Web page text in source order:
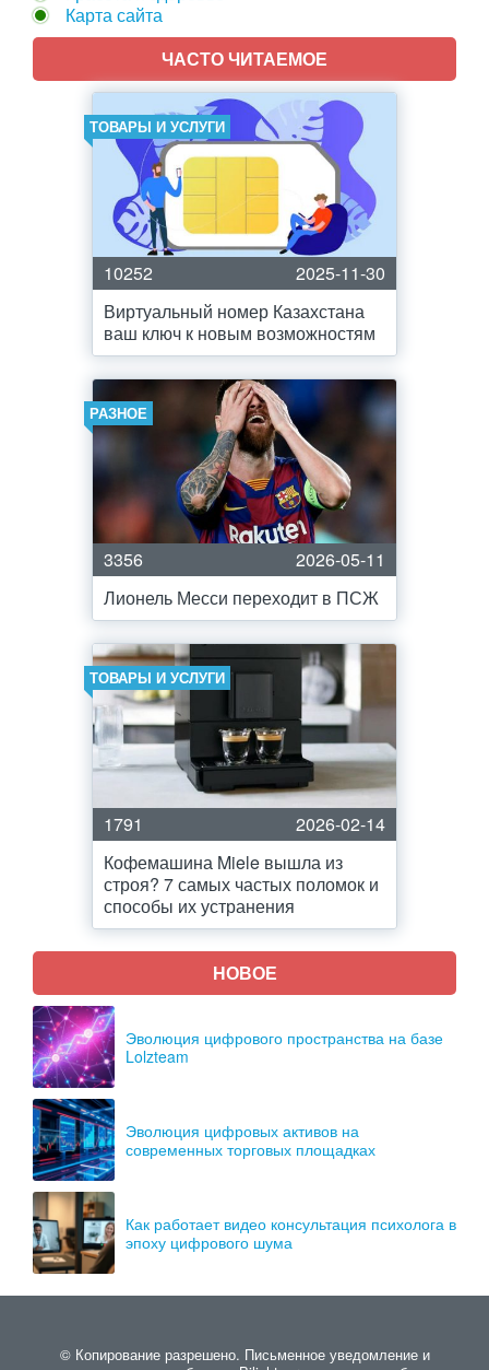
Карта сайта
ЧАСТО ЧИТАЕМОЕ
ТОВАРЫ И УСЛУГИ
10252
2025-11-30
Виртуальный номер Казахстана
ваш ключ к новым возможностям
РАЗНОЕ
3356
2026-05-11
Лионель Месси переходит в ПСЖ
ТОВАРЫ И УСЛУГИ
1791
2026-02-14
Кофемашина Miele вышла из
строя? 7 самых частых поломок и
способы их устранения
НОВОЕ
Эволюция цифрового пространства на базе
Lolzteam
Эволюция цифровых активов на
современных торговых площадках
Как работает видео консультация психолога в
эпоху цифрового шума
© Копирование разрешено. Письменное уведомление и